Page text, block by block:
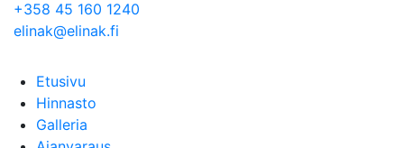
+358 45 160 1240
elinak@elinak.fi
Etusivu
Hinnasto
Galleria